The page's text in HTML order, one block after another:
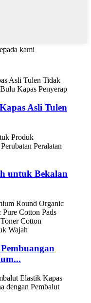
kami
Asli Tulen
untuk Bekalan